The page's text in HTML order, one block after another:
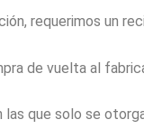
requerimos un
de vuelta al
que solo se